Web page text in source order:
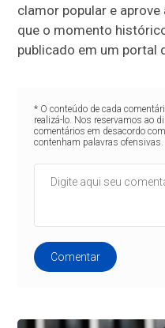
clamor popular e
que o momento
publicado em um portal
* O conteúdo de cada
realizá-lo. Nos reservamos ao
comentários em desacordo
contenham palavras ofensivas.
Comentar